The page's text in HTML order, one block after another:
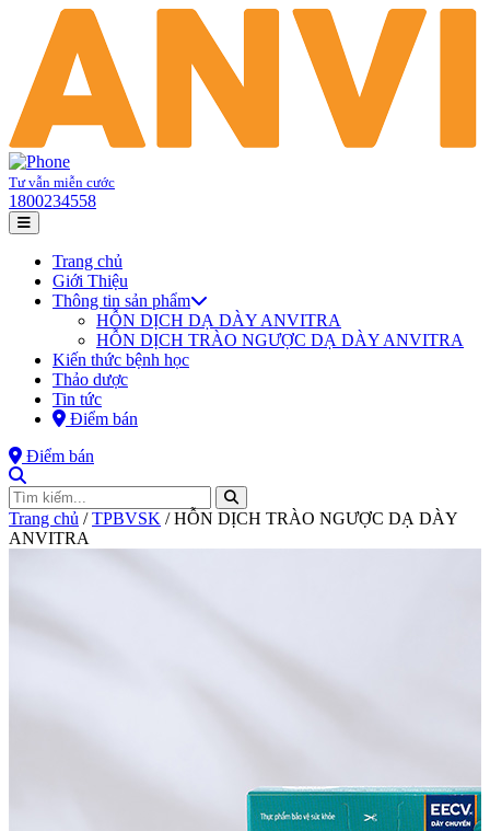
Tư vẫn miễn cước
1800234558
Trang chủ
Giới Thiệu
Thông tin sản phẩm
HỖN DỊCH DẠ DÀY ANVITRA
HỖN DỊCH TRÀO NGƯỢC DẠ DÀY ANVITRA
Kiến thức bệnh học
Thảo dược
Tin tức
Điểm bán
Điểm bán
Trang chủ /TPBVSK / HỖN DỊCH TRÀO NGƯỢC DẠ DÀY
ANVITRA